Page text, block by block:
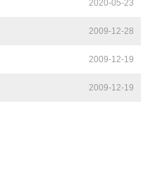
2020-05-23
2009-12-28
2009-12-19
2009-12-19